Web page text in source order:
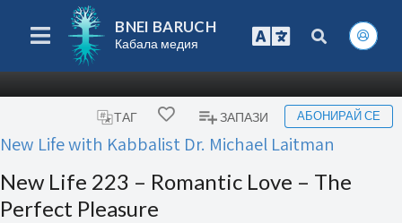
BNEI BARUCH
Кабала медия
ТАГ ЗАПАЗИ АБОНИРАЙ СЕ
New Life with Kabbalist Dr. Michael Laitman
New Life 223 – Romantic Love – The
Perfect Pleasure